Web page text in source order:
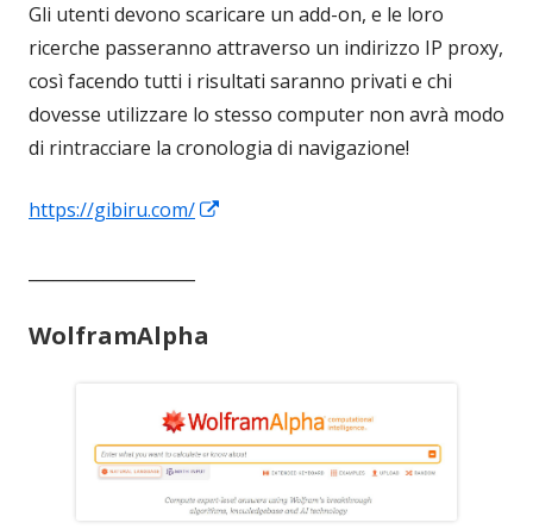
Gli utenti devono scaricare un add-on, e le loro
ricerche passeranno attraverso un indirizzo IP proxy,
così facendo tutti i risultati saranno privati e chi
dovesse utilizzare lo stesso computer non avrà modo
di rintracciare la cronologia di navigazione!
https://gibiru.com/
WolframAlpha